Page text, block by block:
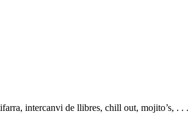
intercanvi de llibres, chill out, mojito’s, .